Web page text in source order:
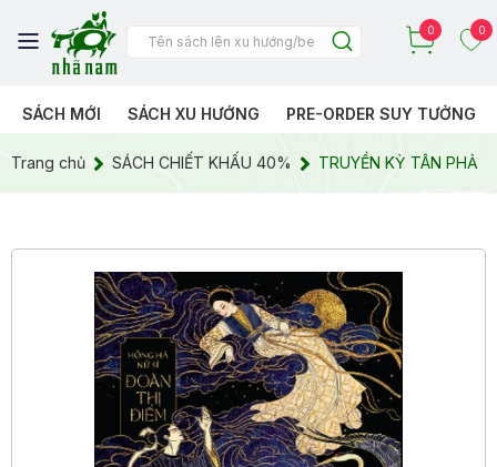
0 0
SÁCH MỚI SÁCH XU HƯỚNG PRE-ORDER SUY TƯỞNG
Trang chủ SÁCH CHIẾT KHẤU 40% TRUYỀN KỲ TÂN PHẢ